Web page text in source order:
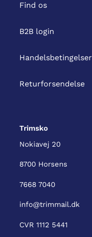
Find os
B2B login
Handelsbetingelser
Returforsendelse
Trimsko
Nokiavej 20
8700 Horsens
7668 7040
info@trimmail.dk
CVR 1112 5441